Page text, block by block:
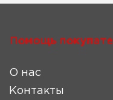
Помощь
О нас
Контакты